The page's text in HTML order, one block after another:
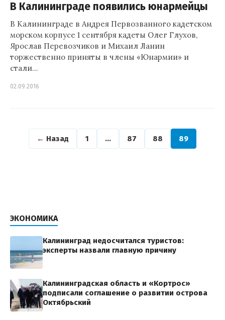
В Калининграде появились юнармейцы
В Калининграде в Андрея Первозванного кадетском
морском корпусе 1 сентября кадеты Олег Глухов,
Ярослав Перевозчиков и Михаил Ланин
торжественно приняты в члены «Юнармии» и
стали…
02.09.2016
← Назад 1 … 87 88 89
ЭКОНОМИКА
Калининград недосчитался туристов:
эксперты назвали главную причину
Калининградская область и «Кортрос»
подписали соглашение о развитии острова
Октябрьский